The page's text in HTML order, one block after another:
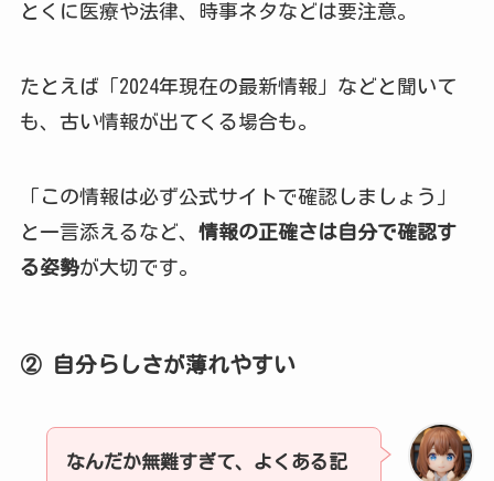
とくに医療や法律、時事ネタなどは要注意。
たとえば「2024年現在の最新情報」などと聞いて
も、古い情報が出てくる場合も。
「この情報は必ず公式サイトで確認しましょう」
と一言添えるなど、 情報の正確さは自分で確認す
る姿勢が大切です。
② 自分らしさが薄れやすい
なんだか無難すぎて、よくある記